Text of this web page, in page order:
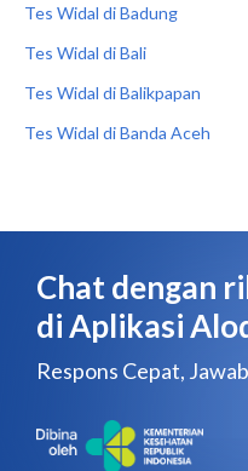
Tes Widal di Badung
Tes Widal di Bali
Tes Widal di Balikpapan
Tes Widal di Banda Aceh